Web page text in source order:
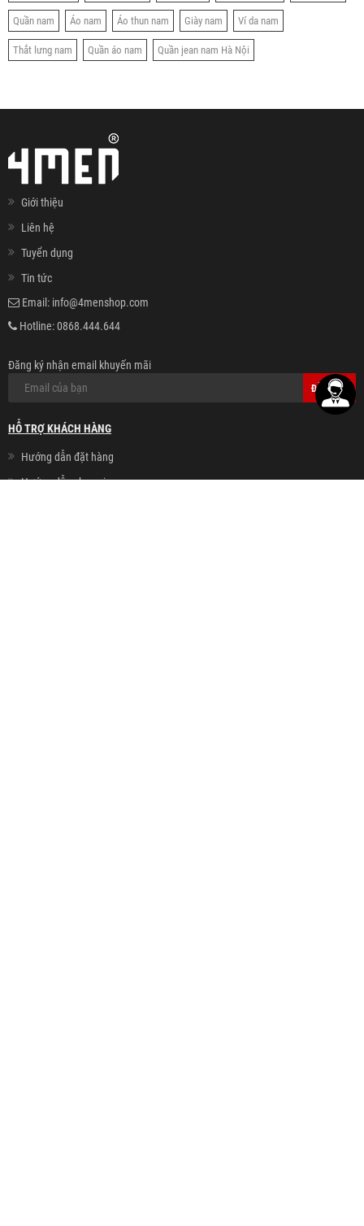
Quần nam Áo nam Áo thun nam Giày nam Ví da nam
Thắt lưng nam Quần áo nam Quần jean nam Hà Nội
Giới thiệu
Liên hệ
Tuyển dụng
Tin tức
Email: info@4menshop.com
Hotline:0868.444.644
Đăng ký nhận email khuyến mãi
ĐĂNG KÝ
HỖ TRỢ KHÁCH HÀNG
Hướng dẫn đặt hàng
Hướng dẫn chọn size